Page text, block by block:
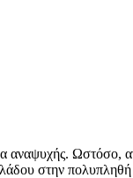
Ωστόσο,
στην